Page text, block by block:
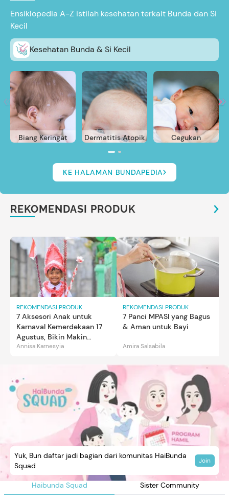
Ensiklopedia A-Z istilah kesehatan terkait Bunda dan Si
Kecil
Kesehatan Bunda & Si Kecil
Biang Keringat Dermatitis Atopik Cegukan
KE HALAMAN BUNDAPEDIA
REKOMENDASI PRODUK
REKOMENDASI PRODUK
7 Aksesori Anak untuk
Karnaval Kemerdekaan 17
Agustus, Bikin Makin
Gemas
Annisa Karnesyia
REKOMENDASI PRODUK
7 Panci MPASI yang Bagus
& Aman untuk Bayi
Amira Salsabila
Haibunda Squad Sister Community
Yuk, Bun daftar jadi bagian dari komunitas HaiBunda
Squad
Join